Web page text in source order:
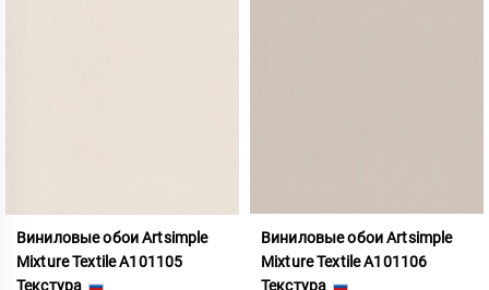
Виниловые обои Artsimple
Mixture Textile A101105
Текстура
Виниловые обои Artsimple
Mixture Textile A101106
Текстура